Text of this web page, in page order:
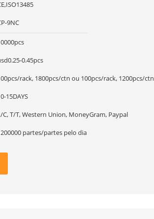
9NC
0.45pcs
rack, 1800pcs/ctn ou 100pcs/rack, 1200pcs/ctn
15DAYS
C, T/T, Western Union, MoneyGram, Paypal
partes/partes pelo dia